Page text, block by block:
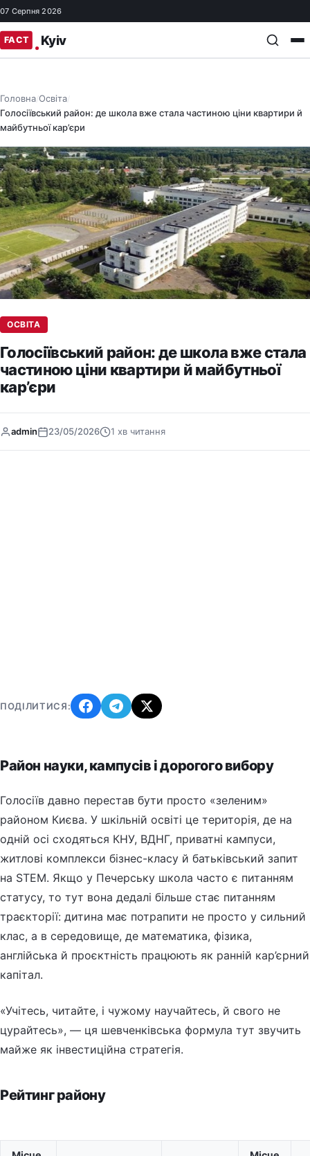
07 Серпня 2026
Головна/Освіта/
Голосіївський район: де школа вже стала частиною ціни квартири й
майбутньої кар’єри
ОСВІТА
Голосіївський район: де школа вже стала
частиною ціни квартири й майбутньої
кар’єри
admin 23/05/2026 1 хв читання
ПОДІЛИТИСЯ:
Район науки, кампусів і дорогого вибору
Голосіїв давно перестав бути просто «зеленим»
районом Києва. У шкільній освіті це територія, де на
одній осі сходяться КНУ, ВДНГ, приватні кампуси,
житлові комплекси бізнес-класу й батьківський запит
на STEM. Якщо у Печерську школа часто є питанням
статусу, то тут вона дедалі більше стає питанням
траєкторії: дитина має потрапити не просто у сильний
клас, а в середовище, де математика, фізика,
англійська й проєктність працюють як ранній кар’єрний
капітал.
«Учітесь, читайте, і чужому научайтесь, й свого не
цурайтесь», — ця шевченківська формула тут звучить
майже як інвестиційна стратегія.
Рейтинг району